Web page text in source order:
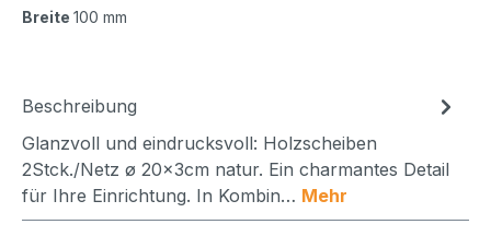
Breite 100 mm
Beschreibung
Glanzvoll und eindrucksvoll: Holzscheiben
2Stck./Netz ø 20x3cm natur. Ein charmantes Detail
für Ihre Einrichtung. In Kombin… Mehr